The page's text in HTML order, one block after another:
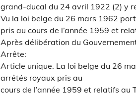
grand-ducal du 24 avril 1922 (2) y
Vu la loi belge du 26 mars 1962
pris au cours de l’année 1959 et
Après délibération du
Arrête:
Article unique. La loi belge du 26
arrêtés royaux pris au
cours de l’année 1959 et relatifs au